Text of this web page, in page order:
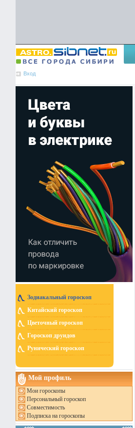
Вход
Зодиакальный гороскоп
Китайский гороскоп
Цветочный гороскоп
Гороскоп друидов
Рунический гороскоп
Мой профиль
Мои гороскопы
Персональный гороскоп
Совместимость
Подписка на гороскопы